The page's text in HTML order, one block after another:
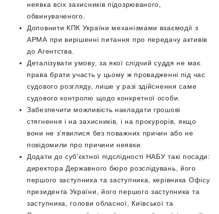
неявка всіх захисників підозрюваного,
обвинуваченого.
Доповнити КПК України механізмами взаємодії з
АРМА при вирішенні питання про передачу активів
до Агентства.
Деталізувати умову, за якої слідчий суддя не має
права брати участь у цьому ж провадженні під час
судового розгляду, лише у разі здійснення саме
судового контролю щодо конкретної особи.
Забезпечити можливість накладати грошові
стягнення і на захисників, і на прокурорів, якщо
вони не з’явилися без поважних причин або не
повідомили про причини неявки.
Додати до субʼєктної підслідності НАБУ такі посади:
директора Державного бюро розслідувань, його
першого заступника та заступника, керівника Офісу
президента України, його першого заступника та
заступника, голови обласної, Київської та